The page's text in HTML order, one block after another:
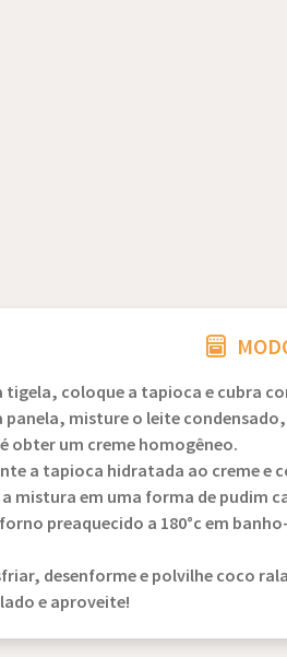
tigela, coloque a tapioca e cubra
panela, misture o leite
obter um creme homogêneo.
a tapioca hidratada ao creme e
a mistura em uma forma de pudim
preaquecido a 180°c em
desenforme e polvilhe coco
e aproveite!